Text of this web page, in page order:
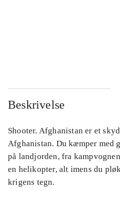
Beskrivelse
Shooter. Afghanistan er et
Afghanistan. Du kæmper med
på landjorden, fra
en helikopter, alt imens du
krigens tegn.